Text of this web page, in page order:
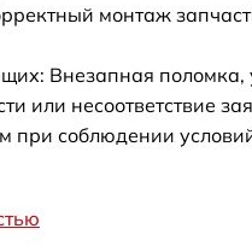
монтаж
Внезапная поломка,
или несоответствие
при соблюдении